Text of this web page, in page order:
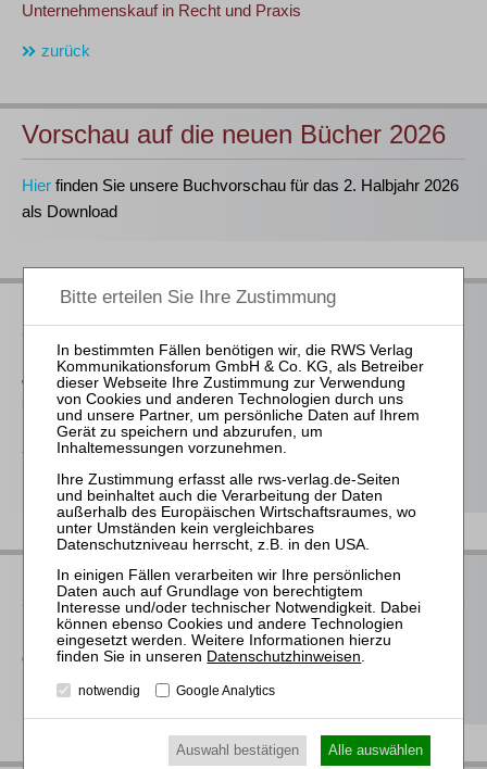
Unternehmenskauf in Recht und Praxis
zurück
Vorschau auf die neuen Bücher 2026
Hier finden Sie unsere Buchvorschau für das 2. Halbjahr 2026
als Download
Neu im Buchprogramm
Baums / Thoma / Verse (Hrsg.)
WpÜG – Kommentar zum Wertpapiererwerbs- und
Übernahmegesetz
289,00 €
Bestellen
RWS bei Juris
Der RWS Verlag istPartner der jurisAllianz. Vieler unserer Titel
erhalten Sie deshalb auch im Rahmen ausgewählter juris-
Produkte.
Datenschutzhinweisen.
notwendig Google Analytics
Auswahl bestätigen Alle auswählen